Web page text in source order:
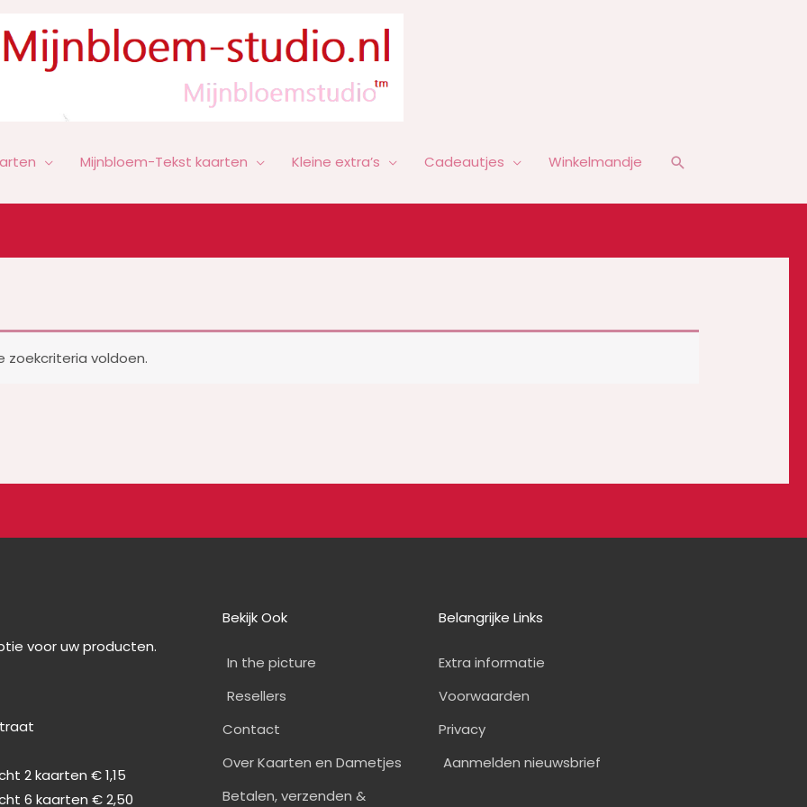
Mijnbloem-Tekst kaarten Kleine extra’s Cadeautjes Winkelmandje Zoeken
zoekcriteria voldoen.
voor uw producten.
2 kaarten € 1,15
6 kaarten € 2,50
Bekijk Ook
In the picture
Resellers
Contact
Over Kaarten en Dametjes
Betalen, verzenden &
Belangrijke Links
Extra informatie
Voorwaarden
Privacy
Aanmelden nieuwsbrief